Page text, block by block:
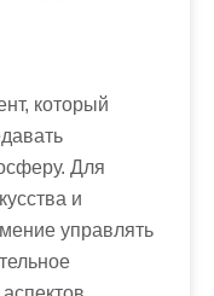
который
Для
и
управлять